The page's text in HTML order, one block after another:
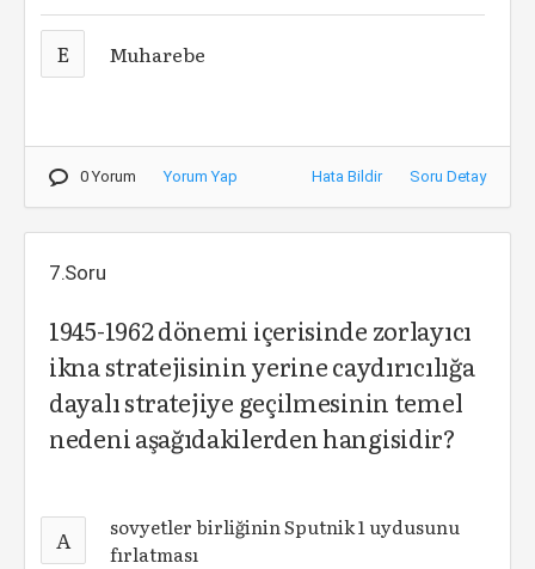
E Muharebe
0 Yorum Yorum Yap Hata Bildir Soru Detay
7.Soru
1945-1962 dönemi içerisinde zorlayıcı
ikna stratejisinin yerine caydırıcılığa
dayalı stratejiye geçilmesinin temel
nedeni aşağıdakilerden hangisidir?
A
sovyetler birliğinin Sputnik 1 uydusunu
fırlatması